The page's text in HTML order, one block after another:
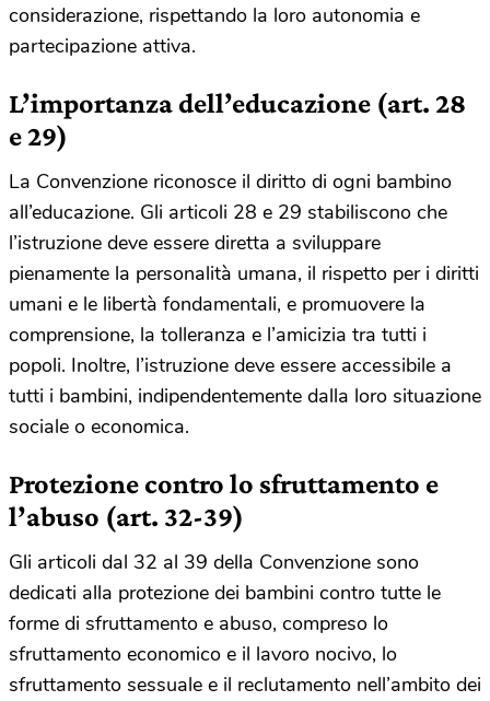
considerazione, rispettando la loro autonomia e
partecipazione attiva.
L’importanza dell’educazione (art. 28
e 29)
La Convenzione riconosce il diritto di ogni bambino
all’educazione. Gli articoli 28 e 29 stabiliscono che
l’istruzione deve essere diretta a sviluppare
pienamente la personalità umana, il rispetto per i diritti
umani e le libertà fondamentali, e promuovere la
comprensione, la tolleranza e l’amicizia tra tutti i
popoli. Inoltre, l’istruzione deve essere accessibile a
tutti i bambini, indipendentemente dalla loro situazione
sociale o economica.
Protezione contro lo sfruttamento e
l’abuso (art. 32-39)
Gli articoli dal 32 al 39 della Convenzione sono
dedicati alla protezione dei bambini contro tutte le
forme di sfruttamento e abuso, compreso lo
sfruttamento economico e il lavoro nocivo, lo
sfruttamento sessuale e il reclutamento nell’ambito dei